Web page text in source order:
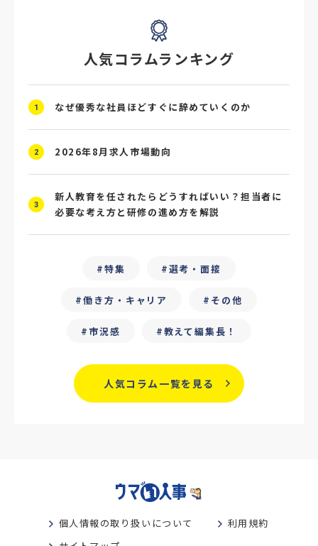
#求人広告
#スクラム採用 #転職イベント #転職フェア
#賃上げ #人事数珠繋ぎ
#4P分析 #競合他社
#ChatGPT #タイパ #就活動向
#フリーランス保護新法 #デイワーク
#雇用型ギグワーク #面接
#人材の見極め方 #面接評価シート
#戦略人事 #業界別
#働き方改革 #労務 #リーダーシップ
#GPA #学歴フィルター
#離職防止策 #新人教育 #性格別
人気コラムランキング
1 なぜ優秀な社員ほどすぐに辞めていくのか
2 2026年8月求人市場動向
3
新人教育を任されたらどうすればいい？担当者に
必要な考え方と研修の進め方を解説
特集 選考・面接
働き方・キャリア その他
市況感 教えて編集長！
人気コラム一覧を見る
個人情報の取り扱いについて
利用規約